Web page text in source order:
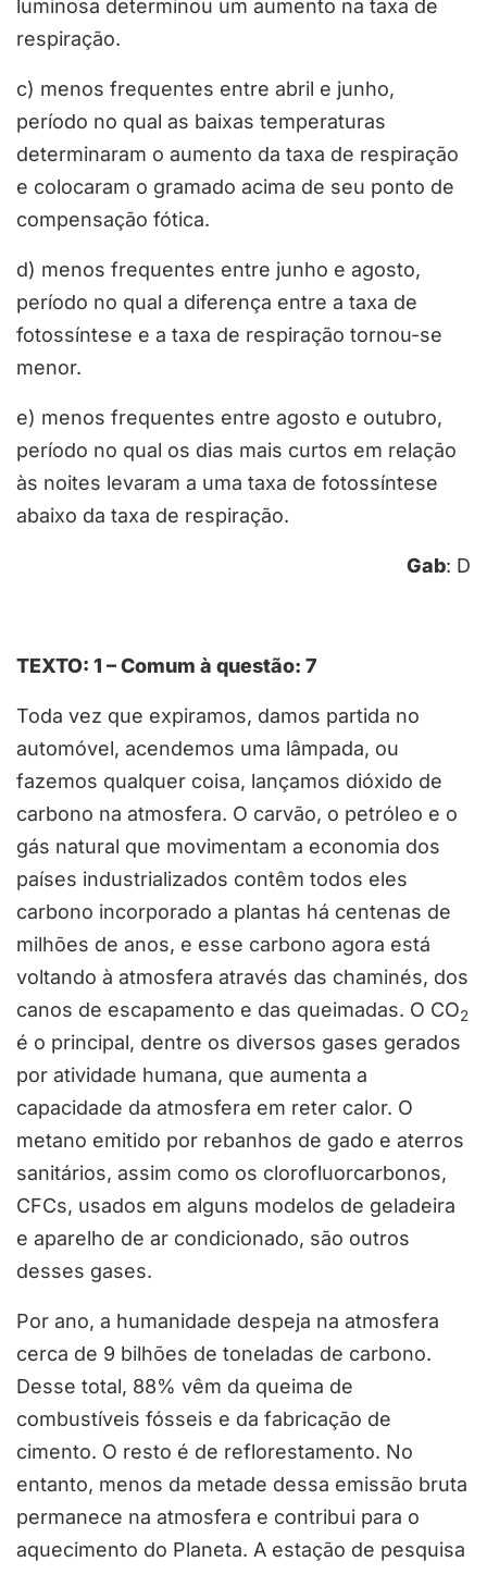
luminosa determinou um aumento na taxa de
respiração.
c) menos frequentes entre abril e junho,
período no qual as baixas temperaturas
determinaram o aumento da taxa de respiração
e colocaram o gramado acima de seu ponto de
compensação fótica.
d) menos frequentes entre junho e agosto,
período no qual a diferença entre a taxa de
fotossíntese e a taxa de respiração tornou-se
menor.
e) menos frequentes entre agosto e outubro,
período no qual os dias mais curtos em relação
às noites levaram a uma taxa de fotossíntese
abaixo da taxa de respiração.
Gab: D
TEXTO: 1 – Comum à questão: 7
Toda vez que expiramos, damos partida no
automóvel, acendemos uma lâmpada, ou
fazemos qualquer coisa, lançamos dióxido de
carbono na atmosfera. O carvão, o petróleo e o
gás natural que movimentam a economia dos
países industrializados contêm todos eles
carbono incorporado a plantas há centenas de
milhões de anos, e esse carbono agora está
voltando à atmosfera através das chaminés, dos
canos de escapamento e das queimadas. O CO2
é o principal, dentre os diversos gases gerados
por atividade humana, que aumenta a
capacidade da atmosfera em reter calor. O
metano emitido por rebanhos de gado e aterros
sanitários, assim como os clorofluorcarbonos,
CFCs, usados em alguns modelos de geladeira
e aparelho de ar condicionado, são outros
desses gases.
Por ano, a humanidade despeja na atmosfera
cerca de 9 bilhões de toneladas de carbono.
Desse total, 88% vêm da queima de
combustíveis fósseis e da fabricação de
cimento. O resto é de reflorestamento. No
entanto, menos da metade dessa emissão bruta
permanece na atmosfera e contribui para o
aquecimento do Planeta. A estação de pesquisa